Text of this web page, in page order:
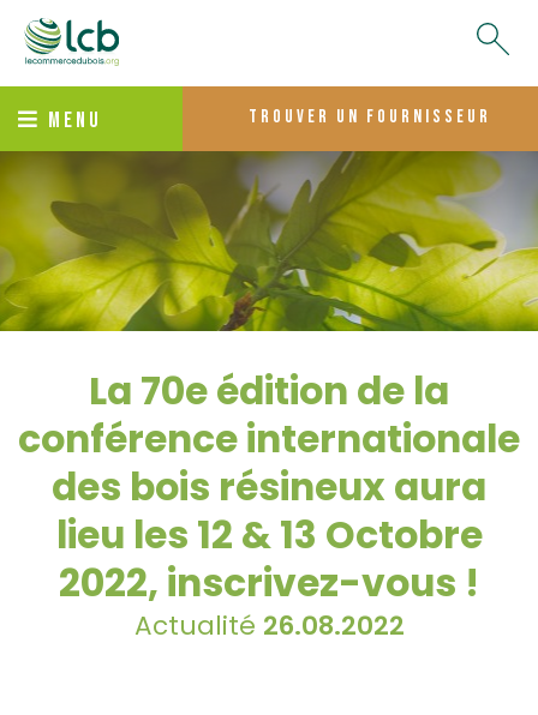
MENU trouver un fournisseur
La 70e édition de la
conférence internationale
des bois résineux aura
lieu les 12 & 13 Octobre
2022, inscrivez-vous !
Actualité 26.08.2022